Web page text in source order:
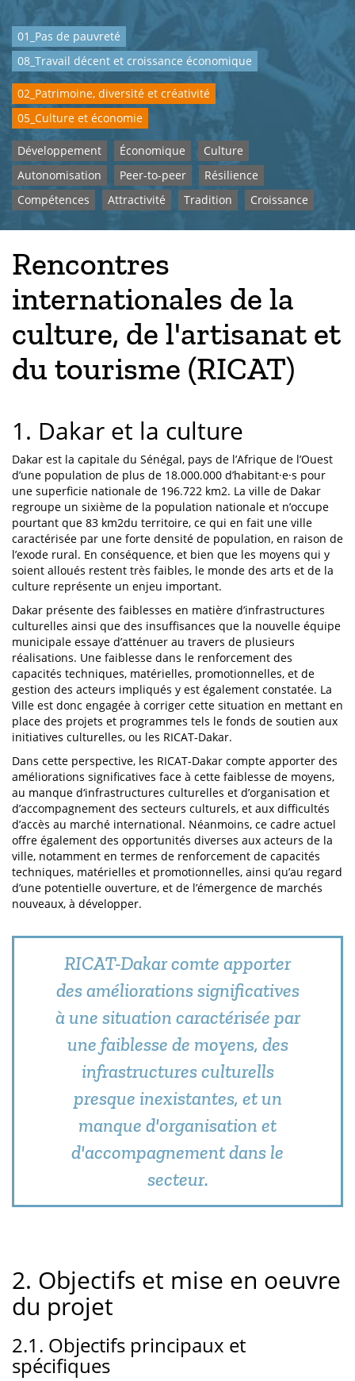
01_Pas de pauvreté
08_Travail décent et croissance économique
02_Patrimoine, diversité et créativité
05_Culture et économie
Développement Économique
Culture
Autonomisation
Peer-to-peer
Résilience
Compétences
Attractivité Tradition Croissance
Rencontres
internationales de la
culture, de l'artisanat et
du tourisme (RICAT)
1. Dakar et la culture
Dakar est la capitale du Sénégal, pays de l’Afrique de l’Ouest
d’une population de plus de 18.000.000 d’habitant·e·s pour
une superficie nationale de 196.722 km2. La ville de Dakar
regroupe un sixième de la population nationale et n’occupe
pourtant que 83 km2du territoire, ce qui en fait une ville
caractérisée par une forte densité de population, en raison de
l’exode rural. En conséquence, et bien que les moyens qui y
soient alloués restent très faibles, le monde des arts et de la
culture représente un enjeu important.
Dakar présente des faiblesses en matière d’infrastructures
culturelles ainsi que des insuffisances que la nouvelle équipe
municipale essaye d’atténuer au travers de plusieurs
réalisations. Une faiblesse dans le renforcement des
capacités techniques, matérielles, promotionnelles, et de
gestion des acteurs impliqués y est également constatée. La
Ville est donc engagée à corriger cette situation en mettant en
place des projets et programmes tels le fonds de soutien aux
initiatives culturelles, ou les RICAT-Dakar.
Dans cette perspective, les RICAT-Dakar compte apporter des
améliorations significatives face à cette faiblesse de moyens,
au manque d‘infrastructures culturelles et d’organisation et
d’accompagnement des secteurs culturels, et aux difficultés
d’accès au marché international. Néanmoins, ce cadre actuel
offre également des opportunités diverses aux acteurs de la
ville, notamment en termes de renforcement de capacités
techniques, matérielles et promotionnelles, ainsi qu’au regard
d’une potentielle ouverture, et de l’émergence de marchés
nouveaux, à développer.
RICAT-Dakar comte apporter
des améliorations significatives
à une situation caractérisée par
une faiblesse de moyens, des
infrastructures culturells
presque inexistantes, et un
manque d'organisation et
d'accompagnement dans le
secteur.
2. Objectifs et mise en oeuvre
du projet
2.1. Objectifs principaux et
spécifiques